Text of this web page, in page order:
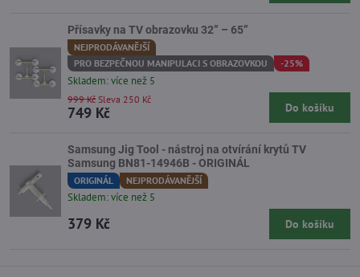
Přísavky na TV obrazovku 32” – 65”
NEJPRODÁVANĚJŠÍ
PRO BEZPEČNOU MANIPULACI S OBRAZOVKOU
-25%
Skladem: více než 5
749 Kč
999 Kč Sleva 250 Kč
Do košíku
Samsung Jig Tool - nástroj na otvírání krytů TV
Samsung BN81-14946B - ORIGINÁL
ORIGINÁL NEJPRODÁVANĚJŠÍ
Skladem: více než 5
379 Kč Do košíku